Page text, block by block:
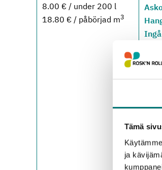
Tämä
ja
8.00 € / under 200 l
18.80 € / påbörjad m3